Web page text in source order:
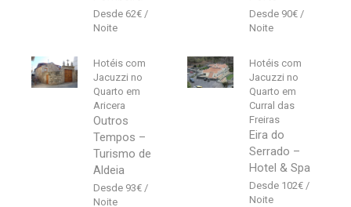
62€ 90€
Hotéis com
Jacuzzi no
Quarto em
Aricera
Outros
Tempos –
Turismo de
Aldeia
93€
Hotéis com
Jacuzzi no
Quarto em
Curral das
Freiras
Eira do
Serrado –
Hotel & Spa
102€